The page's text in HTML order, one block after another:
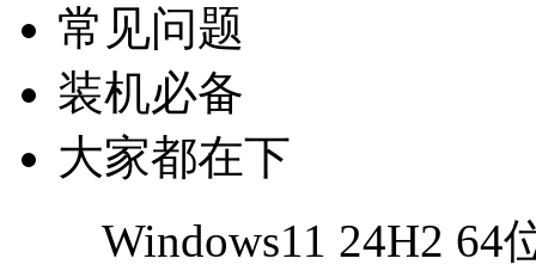
常见问题
装机必备
大家都在下
Windows11 24H2 64